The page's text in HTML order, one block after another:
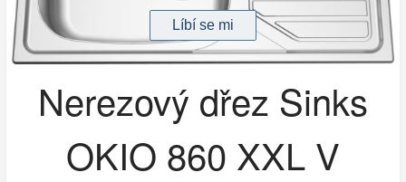
Nerezový dřez Sinks
OKIO 860 XXL V